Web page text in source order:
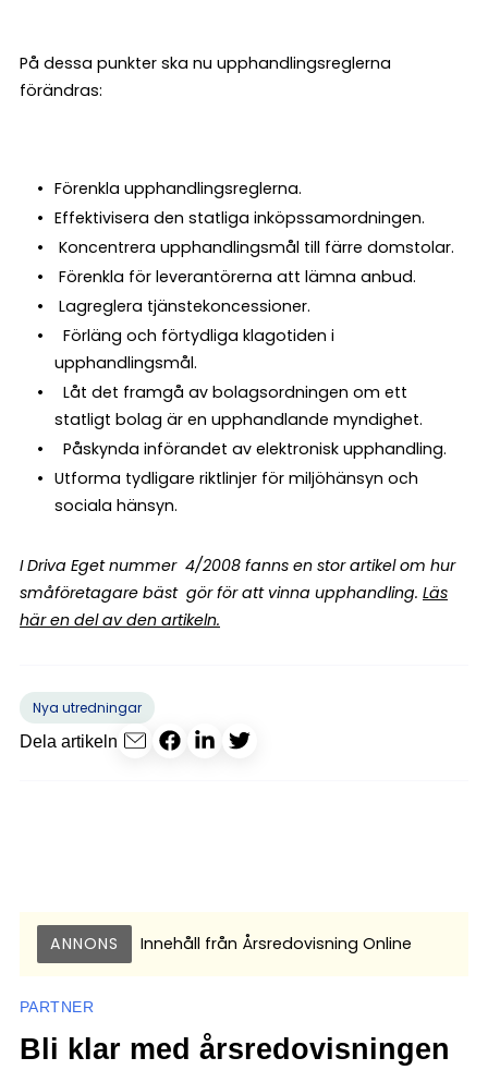
På dessa punkter ska nu upphandlingsreglerna
förändras:
Förenkla upphandlingsreglerna.
Effektivisera den statliga inköpssamordningen.
Koncentrera upphandlingsmål till färre domstolar.
Förenkla för leverantörerna att lämna anbud.
Lagreglera tjänstekoncessioner.
Förläng och förtydliga klagotiden i
upphandlingsmål.
Låt det framgå av bolagsordningen om ett
statligt bolag är en upphandlande myndighet.
Påskynda införandet av elektronisk upphandling.
Utforma tydligare riktlinjer för miljöhänsyn och
sociala hänsyn.
I Driva Eget nummer 4/2008 fanns en stor artikel om hur
småföretagare bäst gör för att vinna upphandling. Läs
här en del av den artikeln.
Nya utredningar
Dela artikeln
ANNONS Innehåll från Årsredovisning Online
PARTNER
Bli klar med årsredovisningen